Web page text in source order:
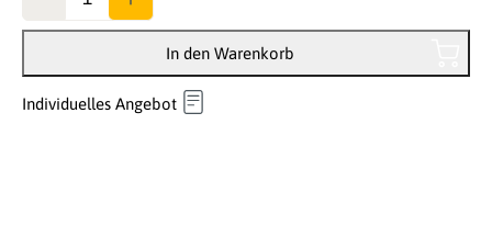
In den Warenkorb
Individuelles Angebot